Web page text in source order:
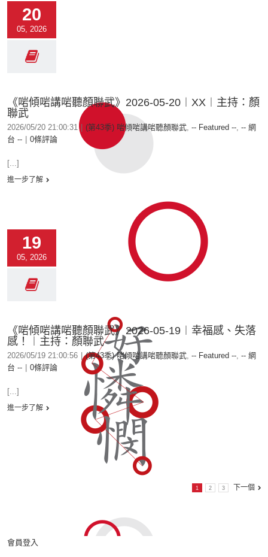
20
05, 2026
《啱傾啱講啱聽顏聯武》2026-05-20︱XX︱主持：顏
聯武
2026/05/20 21:00:31 (第43季) 啱傾啱講啱聽顏聯武, -- Featured --, -- 網
台 --
0條評論
[...]
進一步了解
19
05, 2026
《啱傾啱講啱聽顏聯武》2026-05-19︱幸福感、失落
感！︱主持：顏聯武
2026/05/19 21:00:56 (第43季) 啱傾啱講啱聽顏聯武, -- Featured --, -- 網
台 --
0條評論
[...]
進一步了解
1 2 3 下一個
會員登入